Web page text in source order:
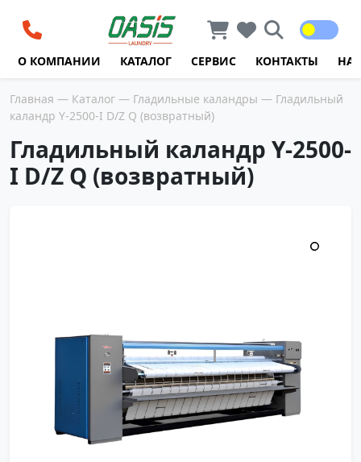
О КОМПАНИИ КАТАЛОГ СЕРВИС КОНТАКТЫ
Главная — Каталог — Гладильные каландры — Гладильный
каландр Y-2500-I D/Z Q (возвратный)
Гладильный каландр Y-2500-
I D/Z Q (возвратный)